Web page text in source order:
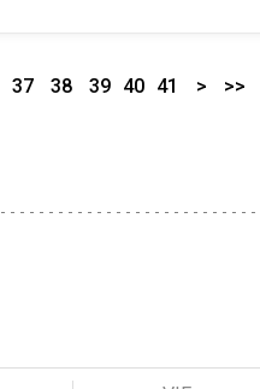
37 38 39 40 41 > >>